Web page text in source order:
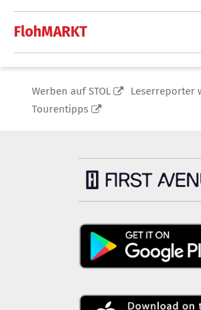
FlohMARKT
Werben auf STOL
Leserreporter
Tourentipps